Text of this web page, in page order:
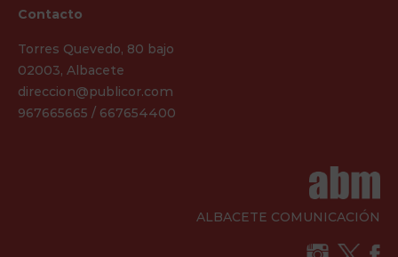
Contacto
Torres Quevedo, 80 bajo
02003, Albacete
direccion@publicor.com
967665665 / 667654400
ALBACETE COMUNICACIÓN